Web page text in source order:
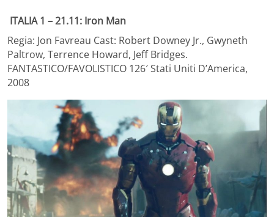
ITALIA 1 – 21.11: Iron Man
Regia: Jon Favreau Cast: Robert Downey Jr., Gwyneth
Paltrow, Terrence Howard, Jeff Bridges.
FANTASTICO/FAVOLISTICO 126′ Stati Uniti D’America,
2008